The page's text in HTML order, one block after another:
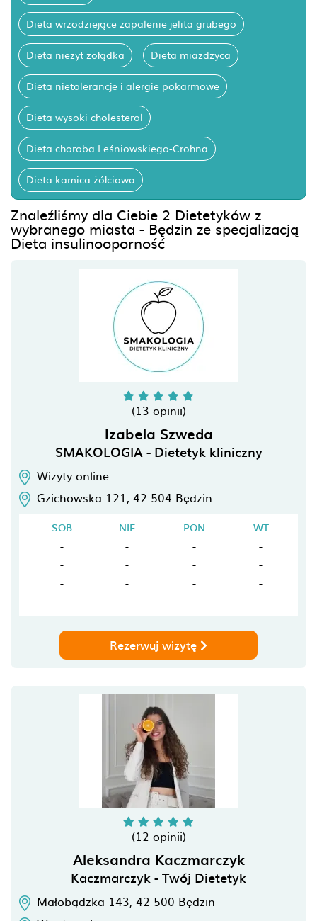
Dieta wrzodziejące zapalenie jelita grubego
Dieta nieżyt żołądka Dieta miażdżyca
Dieta nietolerancje i alergie pokarmowe
Dieta wysoki cholesterol
Dieta choroba Leśniowskiego-Crohna
Dieta kamica żółciowa
Znaleźliśmy dla Ciebie 2 Dietetyków z
wybranego miasta - Będzin ze specjalizacją
Dieta insulinooporność
(13 opinii)
Izabela Szweda
SMAKOLOGIA - Dietetyk kliniczny
Wizyty online
Gzichowska 121, 42-504 Będzin
SOB NIE PON
WT
-
- -
-
-
- -
-
-
- -
-
-
- - -
Rezerwuj wizytę
(12 opinii)
Aleksandra Kaczmarczyk
Kaczmarczyk - Twój Dietetyk
Małobądzka 143, 42-500 Będzin